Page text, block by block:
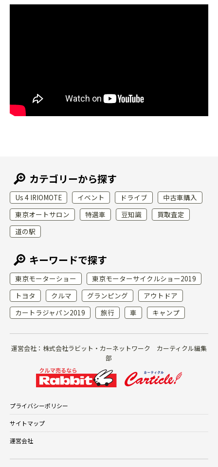
カテゴリーから探す
Us 4 IRIOMOTE イベント ドライブ
中古車購入
東京オートサロン
特選車 豆知識
買取査定
道の駅
キーワードで探す
東京モーターショー
東京モーターサイクルショー2019
トヨタ
クルマ グランピング
アウトドア
カートラジャパン2019
旅行 車 キャンプ
運営会社：株式会社ラビット・カーネットワーク カーティクル編集
部
プライバシーポリシー
サイトマップ
運営会社